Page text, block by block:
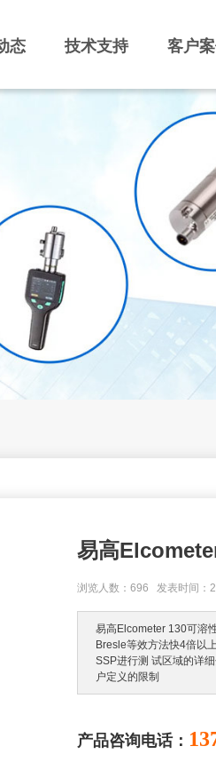
态 技术支持 客户
易高
浏览人数：696 发表时间：
易高Elcometer 130可溶
Bresle等效方法快4倍以
SSP进行测 试区域的详
户定义的限制
产品咨询电话：